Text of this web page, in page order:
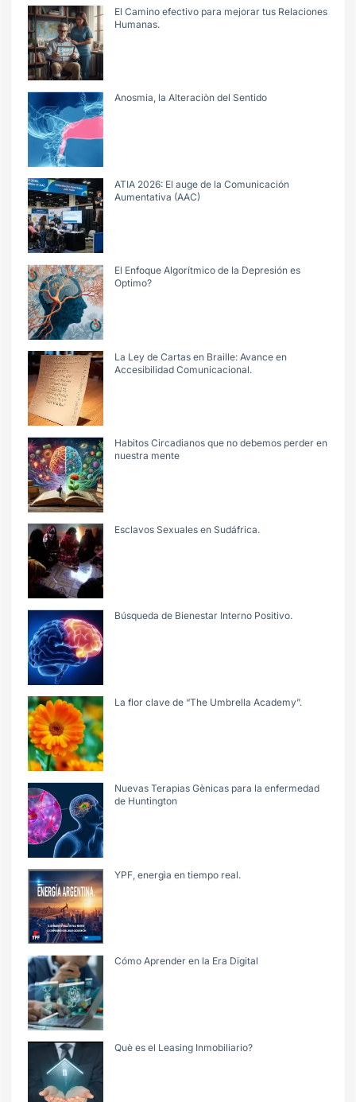
El Camino efectivo para mejorar tus Relaciones
Humanas.
Anosmia, la Alteraciòn del Sentido
ATIA 2026: El auge de la Comunicación
Aumentativa (AAC)
El Enfoque Algorítmico de la Depresión es
Optimo?
La Ley de Cartas en Braille: Avance en
Accesibilidad Comunicacional.
Habitos Circadianos que no debemos perder en
nuestra mente
Esclavos Sexuales en Sudáfrica.
Búsqueda de Bienestar Interno Positivo.
La flor clave de “The Umbrella Academy”.
Nuevas Terapias Gènicas para la enfermedad
de Huntington
YPF, energìa en tiempo real.
Cómo Aprender en la Era Digital
Què es el Leasing Inmobiliario?